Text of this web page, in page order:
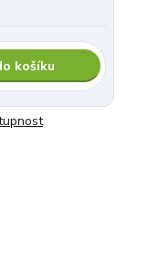
košíku